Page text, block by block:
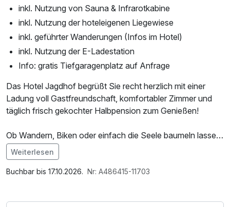
inkl. Nutzung von Sauna & Infrarotkabine
inkl. Nutzung der hoteleigenen Liegewiese
inkl. geführter Wanderungen (Infos im Hotel)
inkl. Nutzung der E-Ladestation
Info: gratis Tiefgaragenplatz auf Anfrage
Das Hotel Jagdhof begrüßt Sie recht herzlich mit einer
Ladung voll Gastfreundschaft, komfortabler Zimmer und
täglich frisch gekochter Halbpension zum Genießen!
Ob Wandern, Biken oder einfach die Seele baumeln lassen
- hier können Sie vieles erleben.
*mit der Filzmoos Sommer Card haben Sie freien Eintritt zu
Weiterlesen
Buchbar bis 17.10.2026. Nr: A486415-11703